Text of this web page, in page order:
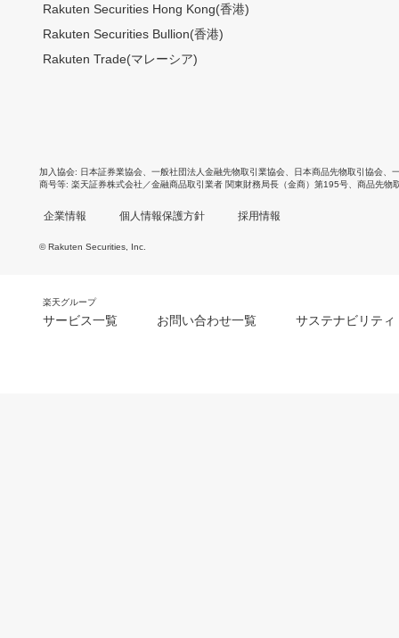
Rakuten Securities Hong Kong(香港)
Rakuten Securities Bullion(香港)
Rakuten Trade(マレーシア)
加入協会 日本証券業協会 一般社団法人金融先物取引業協会 日本商品先物取引協会
商号等 楽天証券株式会社／金融商品取引業者 関東財務局長（金商）第195号、商品先物
企業情報 個人情報保護方針 採用情報
© Rakuten Securities, Inc.
楽天グループ
サービス一覧 お問い合わせ一覧 サステナビリティ